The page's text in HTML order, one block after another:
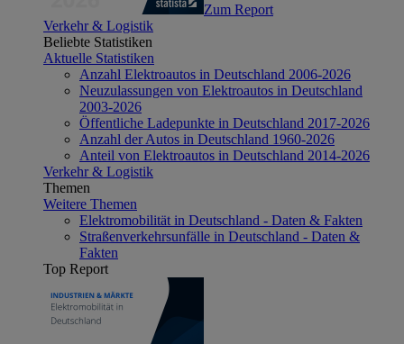
Zum Report
Verkehr & Logistik
Beliebte Statistiken
Aktuelle Statistiken
Anzahl Elektroautos in Deutschland 2006-2026
Neuzulassungen von Elektroautos in Deutschland
2003-2026
Öffentliche Ladepunkte in Deutschland 2017-2026
Anzahl der Autos in Deutschland 1960-2026
Anteil von Elektroautos in Deutschland 2014-2026
Verkehr & Logistik
Themen
Weitere Themen
Elektromobilität in Deutschland - Daten & Fakten
Straßenverkehrsunfälle in Deutschland - Daten &
Fakten
Top Report